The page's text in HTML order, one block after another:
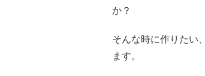
か？
そんな時に作りたい
ます。